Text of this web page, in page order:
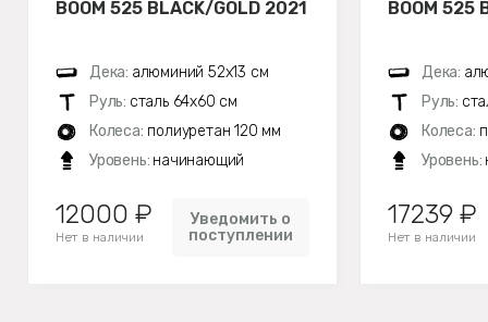
BOOM 525 BLACK/GOLD 2021
Дека: алюминий 52х13 см
Руль: сталь 64х60 см
Колеса: полиуретан 120 мм
Уровень: начинающий
12000 ₽
Нет в наличии
Уведомить о
поступлении
BOOM 525
Дека:
Руль:
Колеса:
Уровень:
17239 ₽
Нет в наличии